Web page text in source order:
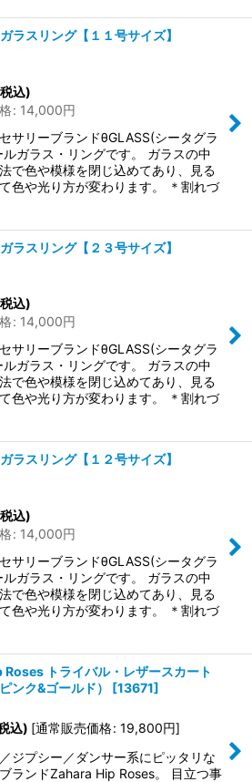
ラスリング【１１号サイズ】
込)
: 14,000円
サリーブランドθGLASS(シータグラ
ルガラス・リングです。 ガラスの中
で色や模様を閉じ込めてあり、見る
色や光り方が変わります。 ＊割れづ
ラスリング【２３号サイズ】
込)
: 14,000円
サリーブランドθGLASS(シータグラ
ルガラス・リングです。 ガラスの中
で色や模様を閉じ込めてあり、見る
色や光り方が変わります。 ＊割れづ
ラスリング【１２号サイズ】
込)
: 14,000円
サリーブランドθGLASS(シータグラ
ルガラス・リングです。 ガラスの中
で色や模様を閉じ込めてあり、見る
色や光り方が変わります。 ＊割れづ
トライバル・レザースカート
ンク&ゴールド）
[13671]
込) [通常販売価格: 19,800円]
ジプシー／ダンサー系にピッタリな
ランドZahara Hip Roses。 目立つ事